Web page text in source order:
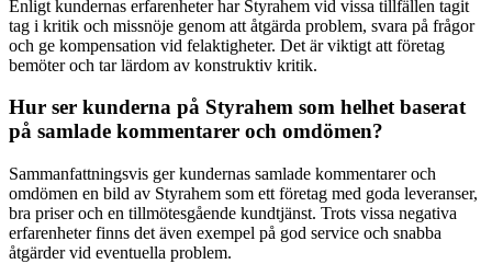
Enligt kundernas erfarenheter har Styrahem vid vissa tillfällen tagit
tag i kritik och missnöje genom att åtgärda problem, svara på frågor
och ge kompensation vid felaktigheter. Det är viktigt att företag
bemöter och tar lärdom av konstruktiv kritik.
Hur ser kunderna på Styrahem som helhet baserat
på samlade kommentarer och omdömen?
Sammanfattningsvis ger kundernas samlade kommentarer och
omdömen en bild av Styrahem som ett företag med goda leveranser,
bra priser och en tillmötesgående kundtjänst. Trots vissa negativa
erfarenheter finns det även exempel på god service och snabba
åtgärder vid eventuella problem.